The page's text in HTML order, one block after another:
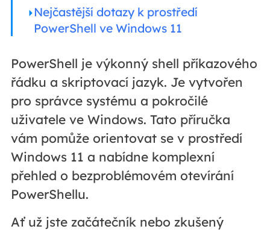
Nejčastější dotazy k prostředí
PowerShell ve Windows 11
PowerShell je výkonný shell příkazového
řádku a skriptovací jazyk. Je vytvořen
pro správce systému a pokročilé
uživatele ve Windows. Tato příručka
vám pomůže orientovat se v prostředí
Windows 11 a nabídne komplexní
přehled o bezproblémovém otevírání
PowerShellu.
Ať už jste začátečník nebo zkušený